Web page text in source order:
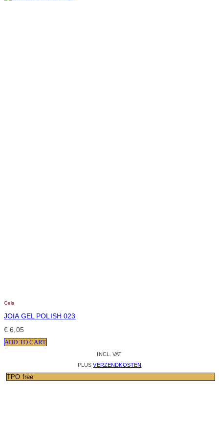
Gels
JOIA GEL POLISH 023
€ 6,05
ADD TO CART
INCL. VAT
PLUSVERZENDKOSTEN
TPO free